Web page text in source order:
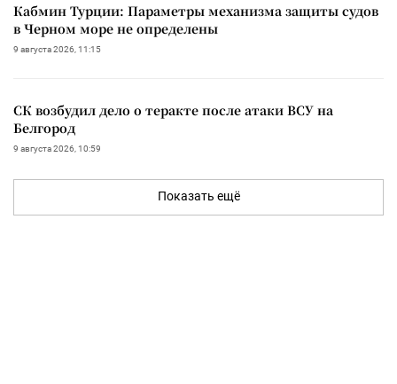
Кабмин Турции: Параметры механизма защиты судов
в Черном море не определены
9 августа 2026, 11:15
СК возбудил дело о теракте после атаки ВСУ на
Белгород
9 августа 2026, 10:59
Показать ещё